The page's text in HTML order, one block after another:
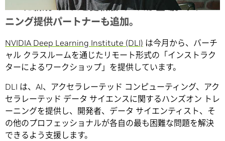
DLI に新規コースと更新版コースが登場。トレー
ニング提供パートナーも追加。
NVIDIA Deep Learning Institute (DLI) は今月から、バーチ
ャル クラスルームを通じたリモート形式の「インストラク
ターによるワークショップ」を提供しています。
DLI は、AI、アクセラレーテッド コンピューティング、アク
セラレーテッド データ サイエンスに関するハンズオン トレ
ーニングを提供し、開発者、データ サイエンティスト、そ
の他のプロフェッショナルが各自の最も困難な問題を解決
できるよう支援します。